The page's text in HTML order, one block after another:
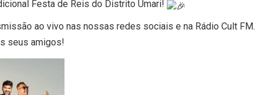
Festa de Reis do Distrito Umari!
ao vivo nas nossas redes sociais e na Rádio Cult FM.
seus amigos!